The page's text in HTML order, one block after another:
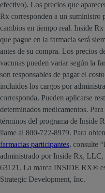
efectivo). Los precios que
Rx corresponden a un suministro
cambios en tiempo real. Inside
que pague en la farmacia será
antes de su compra. Los precios
vacunas pueden variar según la
son responsables de pagar el
incluidos los cargos por
corresponda. Pueden aplicarse
determinados medicamentos.
términos del programa de Inside
llame al 800-722-8979. Para
farmacias participantes, consulte
administrado por Inside Rx,
63121. La marca INSIDE RX®
Strategic Development, Inc.